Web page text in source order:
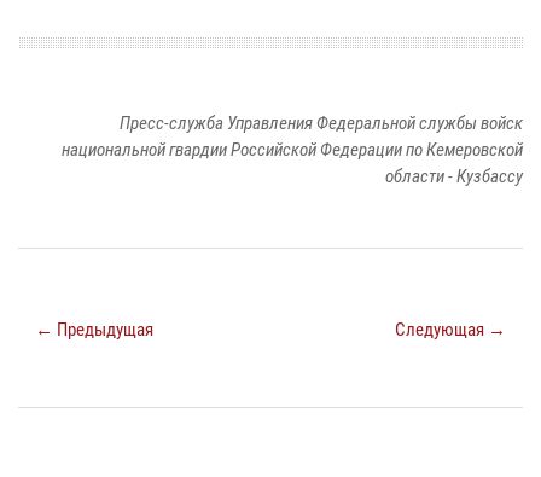
Пресс-служба Управления Федеральной службы войск
национальной гвардии Российской Федерации по Кемеровской
области - Кузбассу
← Предыдущая Следующая →